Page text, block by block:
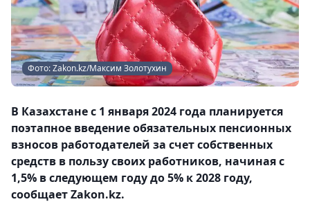
Фото: Zakon.kz/Максим Золотухин
В Казахстане с 1 января 2024 года планируется
поэтапное введение обязательных пенсионных
взносов работодателей за счет собственных
средств в пользу своих работников, начиная с
1,5% в следующем году до 5% к 2028 году,
сообщает Zakon.kz.